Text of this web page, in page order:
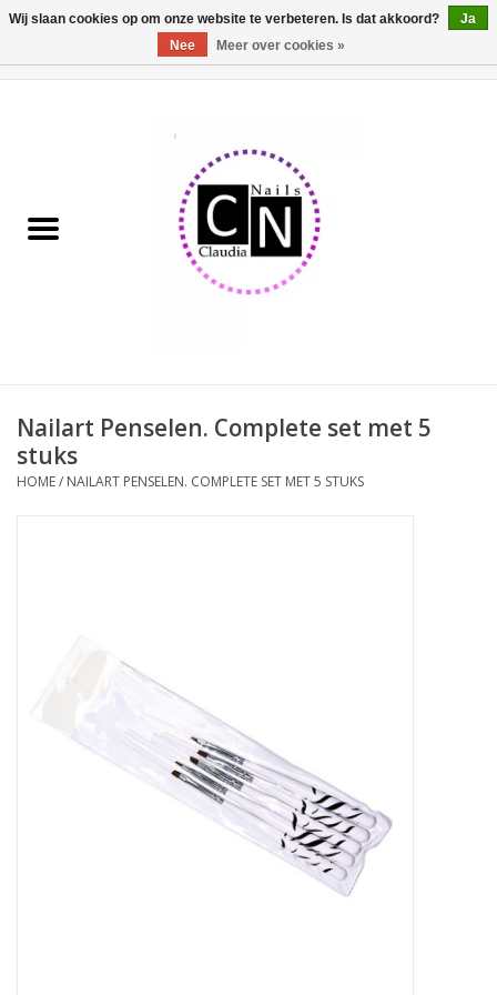
Pedicure producten
Acrylpoeder
Aluminium koffer/Trolley
NailArt Producten
Nailart Penselen. Complete set met 5
stuks
HOME/ NAILART PENSELEN. COMPLETE SET MET 5 STUKS
Wij slaan cookies op om onze website te verbeteren. Is dat akkoord?
Ja
Nee
Meer over cookies »